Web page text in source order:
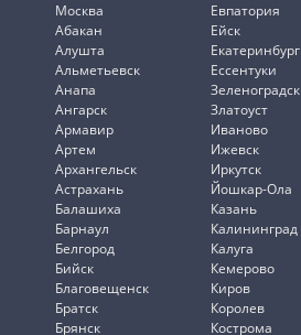
Москва
Абакан
Алушта
Альметьевск
Анапа
Ангарск
Армавир
Артем
Архангельск
Астрахань
Балашиха
Барнаул
Белгород
Бийск
Благовещенск
Братск
Брянск
Евпатория
Ейск
Екатеринбург
Ессентуки
Зеленоградск
Златоуст
Иваново
Ижевск
Иркутск
Йошкар-Ола
Казань
Калининград
Калуга
Кемерово
Киров
Королев
Кострома